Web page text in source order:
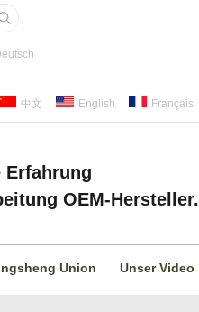
中文 English Français
Erfahrung
OEM-Hersteller.
Union Unser Video